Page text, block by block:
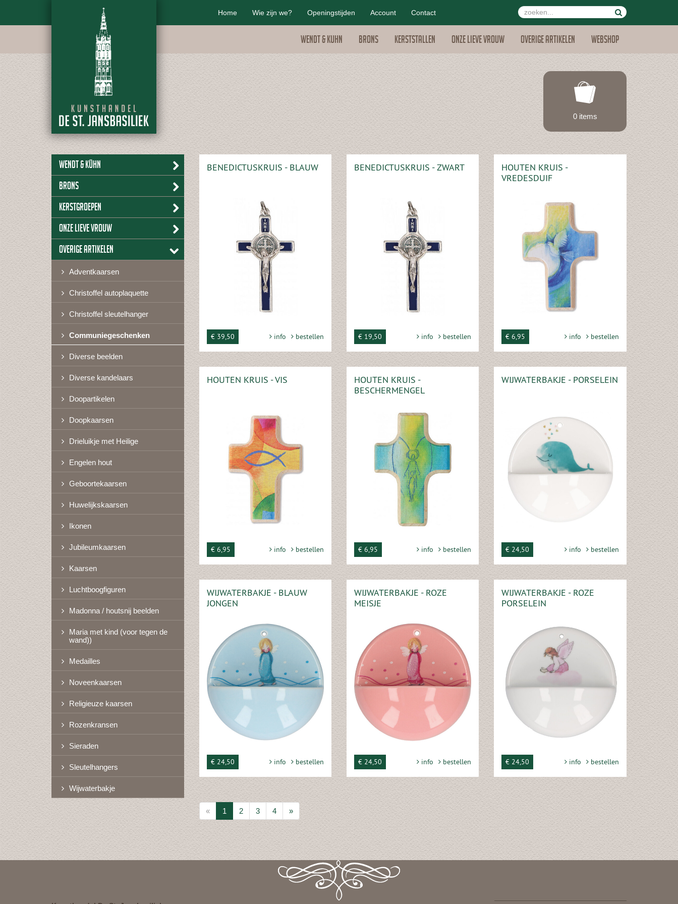
Home Wie zijn we? Openingstijden Account Contact
Wendt & Kuhn Brons Kerststallen Onze lieve vrouw Overige artikelen Webshop
0 items
Wendt & Kühn
Brons
Kerstgroepen
Onze lieve vrouw
Overige artikelen
Adventkaarsen
Christoffel autoplaquette
Christoffel sleutelhanger
Communiegeschenken
Diverse beelden
Diverse kandelaars
Doopartikelen
Doopkaarsen
Drieluikje met Heilige
Engelen hout
Geboortekaarsen
Huwelijkskaarsen
Ikonen
Jubileumkaarsen
Kaarsen
Luchtboogfiguren
Madonna / houtsnij beelden
Maria met kind (voor tegen de
wand))
Medailles
Noveenkaarsen
Religieuze kaarsen
Rozenkransen
Sieraden
Sleutelhangers
Wijwaterbakje
BENEDICTUSKRUIS - BLAUW
€ 39,50 info bestellen
BENEDICTUSKRUIS - ZWART
€ 19,50 info bestellen
HOUTEN KRUIS -
VREDESDUIF
€ 6,95 info bestellen
HOUTEN KRUIS - VIS
€ 6,95 info bestellen
HOUTEN KRUIS -
BESCHERMENGEL
€ 6,95 info bestellen
WIJWATERBAKJE - PORSELEIN
€ 24,50 info bestellen
WIJWATERBAKJE - BLAUW
JONGEN
€ 24,50 info bestellen
WIJWATERBAKJE - ROZE
MEISJE
€ 24,50 info bestellen
WIJWATERBAKJE - ROZE
PORSELEIN
€ 24,50 info bestellen
« 1 2 3 4 »